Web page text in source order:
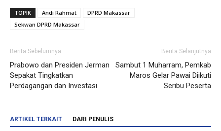
TOPIK Andi Rahmat
DPRD Makassar
Sekwan DPRD Makassar
Berita Sebelumnya
Prabowo dan Presiden Jerman
Sepakat Tingkatkan
Perdagangan dan Investasi
Berita Selanjutnya
Sambut 1 Muharram, Pemkab
Maros Gelar Pawai Diikuti
Seribu Peserta
ARTIKEL TERKAIT DARI PENULIS